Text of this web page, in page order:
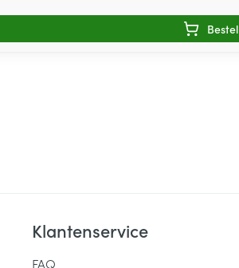
Bestel
Klantenservice
FAQ